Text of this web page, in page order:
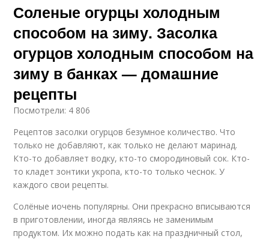
Соленые огурцы холодным
способом на зиму. Засолка
огурцов холодным способом на
зиму в банках — домашние
рецепты
Посмотрели: 4 806
Рецептов засолки огурцов безумное количество. Что
только не добавляют, как только не делают маринад.
Кто-то добавляет водку, кто-то смородиновый сок. Кто-
то кладет зонтики укропа, кто-то только чеснок. У
каждого свои рецепты.
Солёные иочень популярны. Они прекрасно вписываются
в приготовлении, иногда являясь не заменимым
продуктом. Их можно подать как на праздничный стол,